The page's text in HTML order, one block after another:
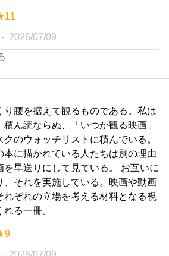
2026/07/09
り腰を据えて観るものである。私は
積ん読ならぬ、「いつか観る映画」
クのウォッチリストに積んでいる。
本に描かれている人たちは別の理由
を早送りにして見ている。 お互いに
、それを実施している。映画や動画
れぞれの立場を考える材料となる視
る一冊。